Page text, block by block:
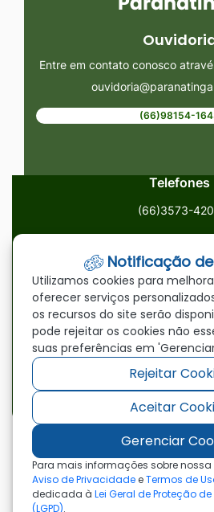
Entre em contato conosco
(66)98154-
Telefones
(66)3573-
Av. Brasil, 1900, Centro,
Redes
Acessar
a
Rede
Social
Facebook
a
Rede
a
©2026 - Prefeitura Municipal
- Todos os direitos
Notificação
Utilizamos cookies para
oferecer serviços
os recursos do site serão
pode rejeitar os cookies não
suas preferências em
Rejeitar
Aceitar
Gerenciar
Para mais informações sobre nossa
Aviso de PrivacidadeeTermos de
dedicada à Lei Geral de Proteção
(LGPD).